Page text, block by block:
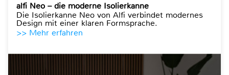
alfi Neo – die moderne Isolierkanne
Die Isolierkanne Neo von Alfi verbindet modernes
Design mit einer klaren Formsprache.
>> Mehr erfahren